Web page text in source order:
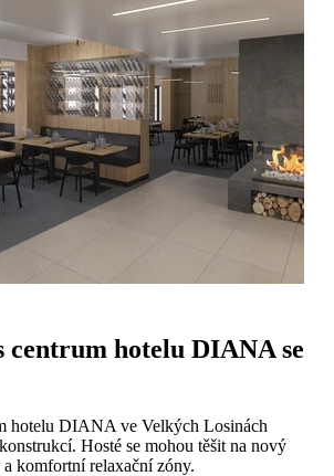
centrum hotelu DIANA se
hotelu DIANA ve Velkých Losinách
Hosté se mohou těšit na nový
komfortní relaxační zóny.